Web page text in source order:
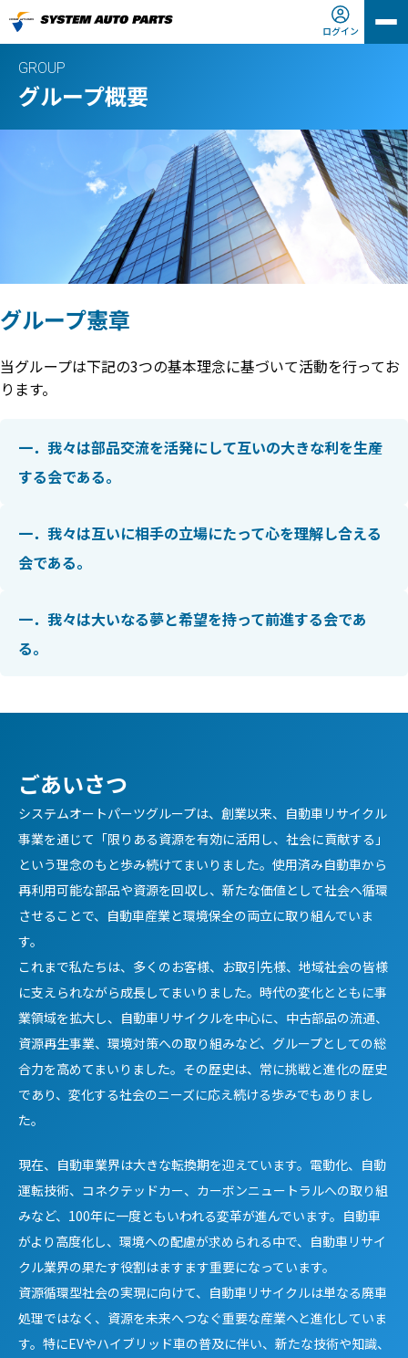
ログイン
GROUP
グループ概要
グループ憲章
当グループは下記の3つの基本理念に基づいて活動を行ってお
ります。
一．我々は部品交流を活発にして互いの大きな利を生産
する会である。
一．我々は互いに相手の立場にたって心を理解し合える
会である。
一．我々は大いなる夢と希望を持って前進する会であ
る。
ごあいさつ
システムオートパーツグループは、創業以来、自動車リサイクル
事業を通じて「限りある資源を有効に活用し、社会に貢献する」
という理念のもと歩み続けてまいりました。使用済み自動車から
再利用可能な部品や資源を回収し、新たな価値として社会へ循環
させることで、自動車産業と環境保全の両立に取り組んでいま
す。
これまで私たちは、多くのお客様、お取引先様、地域社会の皆様
に支えられながら成長してまいりました。時代の変化とともに事
業領域を拡大し、自動車リサイクルを中心に、中古部品の流通、
資源再生事業、環境対策への取り組みなど、グループとしての総
合力を高めてまいりました。その歴史は、常に挑戦と進化の歴史
であり、変化する社会のニーズに応え続ける歩みでもありまし
た。
現在、自動車業界は大きな転換期を迎えています。電動化、自動
運転技術、コネクテッドカー、カーボンニュートラルへの取り組
みなど、100年に一度ともいわれる変革が進んでいます。自動車
がより高度化し、環境への配慮が求められる中で、自動車リサイ
クル業界の果たす役割はますます重要になっています。
資源循環型社会の実現に向けて、自動車リサイクルは単なる廃車
処理ではなく、資源を未来へつなぐ重要な産業へと進化していま
す。特にEVやハイブリッド車の普及に伴い、新たな技術や知識、